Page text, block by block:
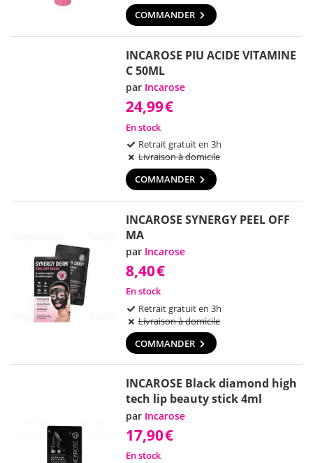
COMMANDER
INCAROSE PIU ACIDE VITAMINE
C 50ML
par Incarose
24,99€
En stock
Retrait gratuit en 3h
Livraison à domicile
COMMANDER
INCAROSE SYNERGY PEEL OFF
MA
par Incarose
8,40€
En stock
Retrait gratuit en 3h
Livraison à domicile
COMMANDER
INCAROSE Black diamond high
tech lip beauty stick 4ml
par Incarose
17,90€
En stock